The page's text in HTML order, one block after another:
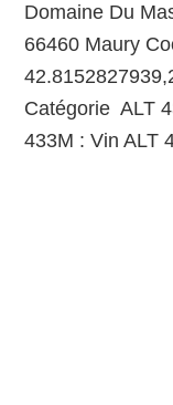
Domaine Du
66460 Maury
Catégorie ALT
433M : Vin ALT